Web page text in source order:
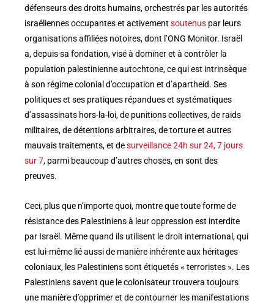
défenseurs des droits humains, orchestrés par les autorités
israéliennes occupantes et activement soutenus par leurs
organisations affiliées notoires, dont l’ONG Monitor. Israël
a, depuis sa fondation, visé à dominer et à contrôler la
population palestinienne autochtone, ce qui est intrinsèque
à son régime colonial d’occupation et d’apartheid. Ses
politiques et ses pratiques répandues et systématiques
d’assassinats hors-la-loi, de punitions collectives, de raids
militaires, de détentions arbitraires, de torture et autres
mauvais traitements, et desurveillance 24h sur 24, 7 jours
sur 7, parmi beaucoup d’autres choses, en sont des
preuves.
Ceci, plus que n’importe quoi, montre que toute forme de
résistance des Palestiniens à leur oppression est interdite
par Israël. Même quand ils utilisent le droit international, qui
est lui-même lié aussi de manière inhérente aux héritages
coloniaux, les Palestiniens sont étiquetés « terroristes ». Les
Palestiniens savent que le colonisateur trouvera toujours
une manière d’opprimer et de contourner les manifestations